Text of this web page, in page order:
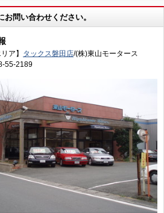
お問い合わせください。
ア】 タックス磐田店/(株)東山モータース
55-2189